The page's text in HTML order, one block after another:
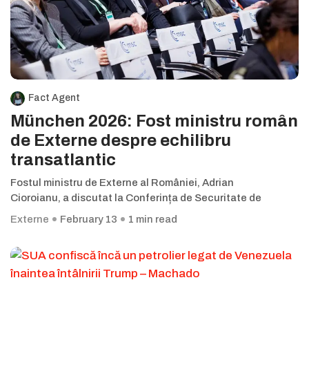
Fact Agent
München 2026: Fost ministru român
de Externe despre echilibru
transatlantic
Fostul ministru de Externe al României, Adrian
Cioroianu, a discutat la Conferința de Securitate de
Externe
February 13 1 min read